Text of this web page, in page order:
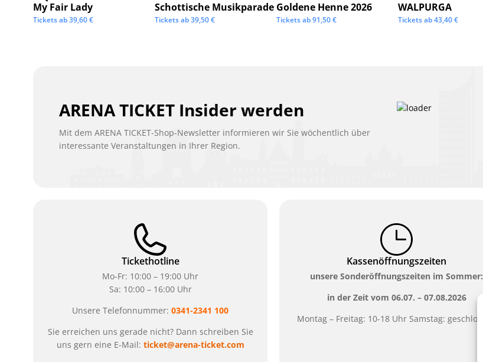
My Fair Lady
Tickets ab39,60€
Schottische Musikparade
Tickets ab39,50€
Goldene Henne 2026
Tickets ab91,50€
WALPURGA
Tickets ab43,40€
ARENA TICKET Insider werden
Mit dem ARENA TICKET-Shop-Newsletter informieren wir Sie wöchentlich über
interessante Veranstaltungen in Ihrer Region.
Tickethotline
Mo-Fr: 10:00 – 19:00 Uhr
Sa: 10:00 – 16:00 Uhr
Unsere Telefonnummer:0341-2341 100
Sie erreichen uns gerade nicht? Dann schreiben Sie
uns gern eine E-Mail: ticket@arena-ticket.com
Kassenöffnungszeiten
unsere Sonderöffnungszeiten im Sommer:
in der Zeit vom 06.07. – 07.08.2026
Montag – Freitag: 10-18 Uhr Samstag: